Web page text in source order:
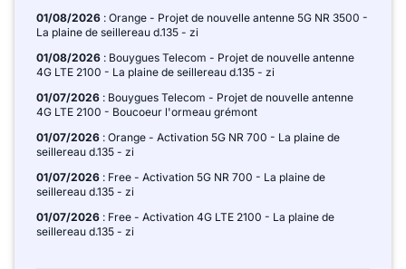
01/08/2026 : Orange - Projet de nouvelle antenne 5G NR 3500 -
La plaine de seillereau d.135 - zi
01/08/2026 : Bouygues Telecom - Projet de nouvelle antenne
4G LTE 2100 - La plaine de seillereau d.135 - zi
01/07/2026 : Bouygues Telecom - Projet de nouvelle antenne
4G LTE 2100 - Boucoeur l'ormeau grémont
01/07/2026 : Orange - Activation 5G NR 700 - La plaine de
seillereau d.135 - zi
01/07/2026 : Free - Activation 5G NR 700 - La plaine de
seillereau d.135 - zi
01/07/2026 : Free - Activation 4G LTE 2100 - La plaine de
seillereau d.135 - zi